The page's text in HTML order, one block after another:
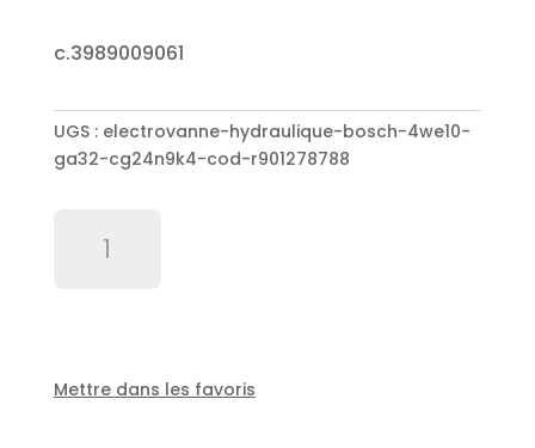
c.3989009061
UGS : electrovanne-hydraulique-bosch-4we10-
ga32-cg24n9k4-cod-r901278788
GA32/CG24N9K4
Mettre dans les favoris